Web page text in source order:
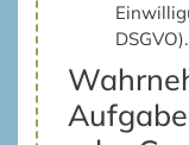
DSGVO).